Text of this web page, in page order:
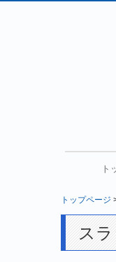
ト
トップページ
ス